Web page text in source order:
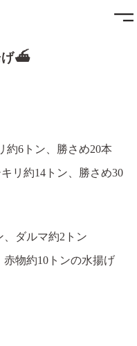
げ⛴
約6トン、勝さめ20本
リ約14トン、勝さめ30
ダルマ約2トン
物約10トンの水揚げ